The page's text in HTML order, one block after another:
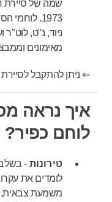
שמה של סיירת
1973.
ניוד, נ"ט,
מאימונים
⇐ ניתן להתקבל
איך נראה
לוחם כפיר?
טירונות -
לומדים את
משמעת צבאית,